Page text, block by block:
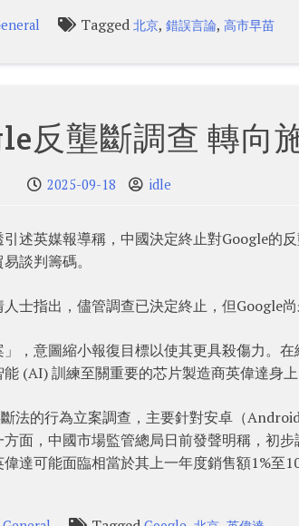
Tagged北京,錯誤言論,高市早苗
反壟斷調查 轉向
2025-09-18 idle
述英媒報導稱，中國決定終止對Google的
談判籌碼。
士指出，儘管調查已決定終止，但Google尚
，意圖縮小報復目標以使其更具殺傷力。
(AI) 訓練至關重要的芯片製造商英偉達身上
法的行為立案調查，主要針對安卓（
面，中國市場監管總局日前發聲明稱，初
達可能面臨相當於其上一年度銷售額1%至